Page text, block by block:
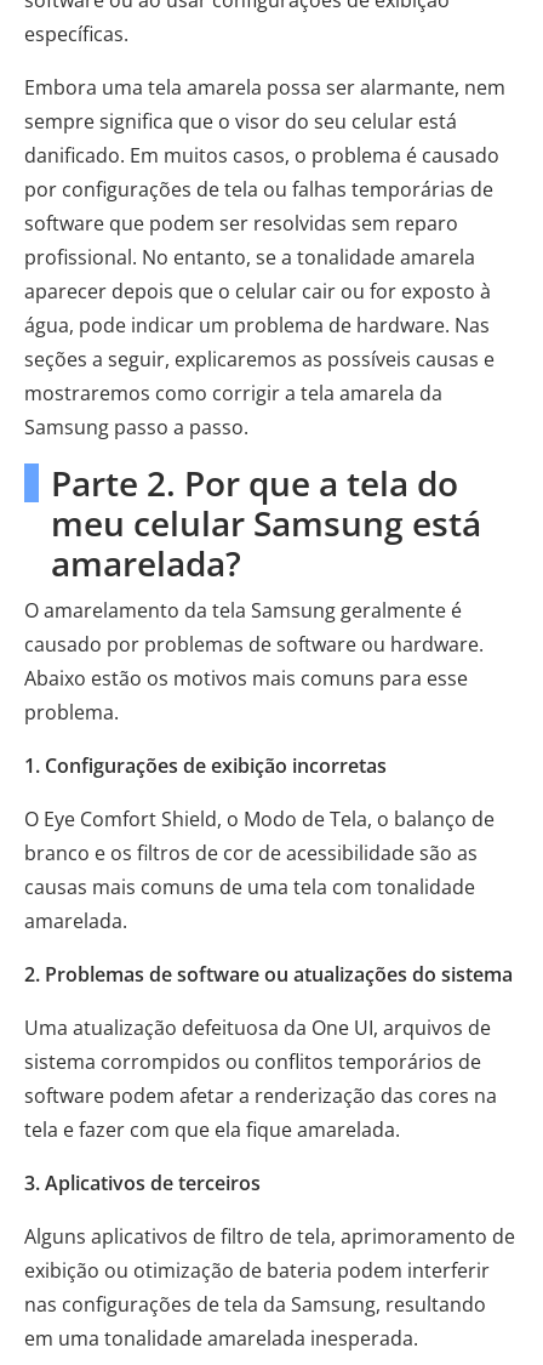
específicas.
Embora uma tela amarela possa ser alarmante, nem
sempre significa que o visor do seu celular está
danificado. Em muitos casos, o problema é causado
por configurações de tela ou falhas temporárias de
software que podem ser resolvidas sem reparo
profissional. No entanto, se a tonalidade amarela
aparecer depois que o celular cair ou for exposto à
água, pode indicar um problema de hardware. Nas
seções a seguir, explicaremos as possíveis causas e
mostraremos como corrigir a tela amarela da
Samsung passo a passo.
Parte 2. Por que a tela do
meu celular Samsung está
amarelada?
O amarelamento da tela Samsung geralmente é
causado por problemas de software ou hardware.
Abaixo estão os motivos mais comuns para esse
problema.
1. Configurações de exibição incorretas
O Eye Comfort Shield, o Modo de Tela, o balanço de
branco e os filtros de cor de acessibilidade são as
causas mais comuns de uma tela com tonalidade
amarelada.
2. Problemas de software ou atualizações do sistema
Uma atualização defeituosa da One UI, arquivos de
sistema corrompidos ou conflitos temporários de
software podem afetar a renderização das cores na
tela e fazer com que ela fique amarelada.
3. Aplicativos de terceiros
Alguns aplicativos de filtro de tela, aprimoramento de
exibição ou otimização de bateria podem interferir
nas configurações de tela da Samsung, resultando
em uma tonalidade amarelada inesperada.